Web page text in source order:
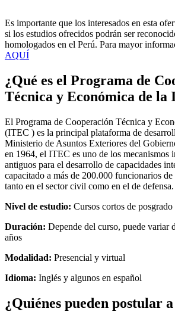
Es importante que los interesados en esta
si los estudios ofrecidos podrán ser
homologados en el Perú. Para mayor
AQUÍ
¿Qué es el Programa de
Técnica y Económica de
El Programa de Cooperación Técnica y
(ITEC ) es la principal plataforma de
Ministerio de Asuntos Exteriores del
en 1964, el ITEC es uno de los mecanismos
antiguos para el desarrollo de capacidades
capacitado a más de 200.000 funcionarios de
tanto en el sector civil como en el de defensa.
Nivel de estudio: Cursos cortos de posgrado
Duración: Depende del curso, puede variar
años
Modalidad: Presencial y virtual
Idioma: Inglés y algunos en español
¿Quiénes pueden postular a